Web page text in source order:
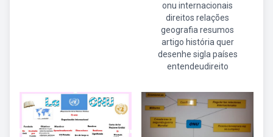
onu internacionais
direitos relações
geografia resumos
artigo história quer
desenhe sigla países
entendeudireito